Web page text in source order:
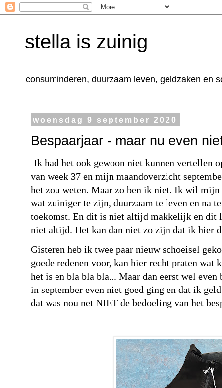
stella is zuinig
consuminderen, duurzaam leven, geldzaken en
woensdag 9 september 2020
Bespaarjaar - maar nu even
Ik had het ook gewoon niet kunnen vertellen
van week 37 en mijn maandoverzicht
het zou weten. Maar zo ben ik niet. Ik wil
wat zuiniger te zijn, duurzaam te leven en na
toekomst. En dit is niet altijd makkelijk en
niet altijd. Het kan dan niet zo zijn dat ik hier
Gisteren heb ik twee paar nieuw schoeisel
goede redenen voor, kan hier recht praten
het is en bla bla bla... Maar dan eerst wel even
in september even niet goed ging en dat ik
dat was nou net NIET de bedoeling van het